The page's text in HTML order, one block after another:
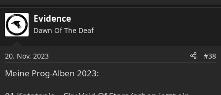
Evidence
Dawn Of The Deaf
20. Nov. 2023 #38
Meine Prog-Alben 2023: